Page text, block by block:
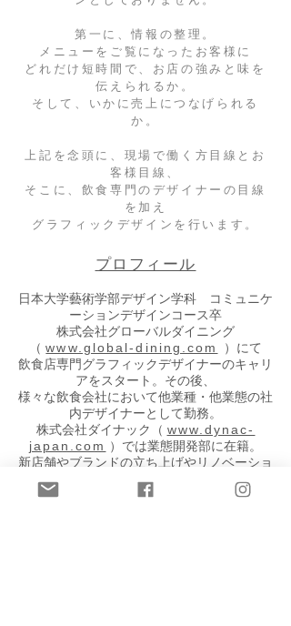
第一に、情報の整理。
メニューをご覧になったお客様に
どれだけ短時間で、お店の強みと味を
伝えられるか。
そして、いかに売上につなげられる
か。
上記を念頭に、現場で働く方目線とお
客様目線、
そこに、飲食専門のデザイナーの目線
を加え
グラフィックデザインを行います。
プロフィール
日本大学藝術学部デザイン学科 コミュニケ
ーションデザインコース卒
株式会社グローバルダイニング
（www.global-dining.com
）にて
飲食店専門グラフィックデザイナーのキャリ
アをスタート。その後、
様々な飲食会社において他業種・他業態の社
内デザイナーとして勤務。
株式会社ダイナック（ www.dynac-
japan.com ）では業態開発部に在籍。
新店舗やブランドの立ち上げやリノベーショ
ン店舗のブランディングに携わる。
学生時代や飲食企業勤務時の店舗経験も活か